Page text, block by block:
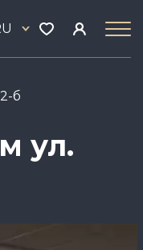
б
ул.